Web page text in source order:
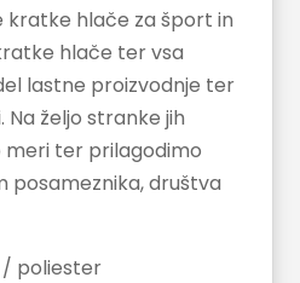
kratke hlače za šport in
hlače ter vsa
lastne proizvodnje ter
Na željo stranke jih
ter prilagodimo
posameznika, društva
poliester